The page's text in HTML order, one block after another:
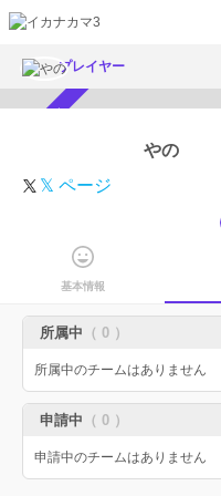
プレイヤー
やの
𝕏 ページ
基本情報
所属中 （ 0 ）
所属中のチームはありません
申請中 （ 0 ）
申請中のチームはありません